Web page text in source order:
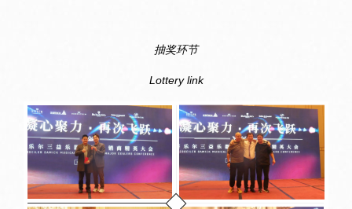
抽奖环节
Lottery link